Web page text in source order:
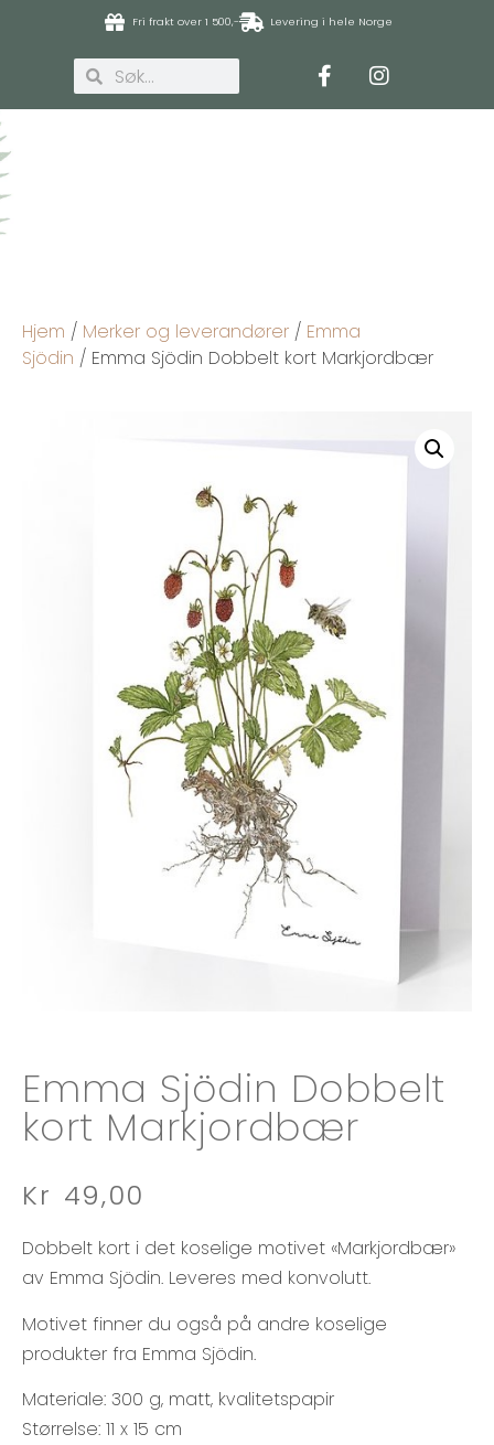
Fri frakt over 1 500,- Levering i hele Norge
Hjem / Merker og leverandører / Emma
Sjödin / Emma Sjödin Dobbelt kort Markjordbær
Emma Sjödin Dobbelt
kort Markjordbær
Kr 49,00
Dobbelt kort i det koselige motivet «Markjordbær»
av Emma Sjödin. Leveres med konvolutt.
Motivet finner du også på andre koselige
produkter fra Emma Sjödin.
Materiale: 300 g, matt, kvalitetspapir
Størrelse: 11 x 15 cm